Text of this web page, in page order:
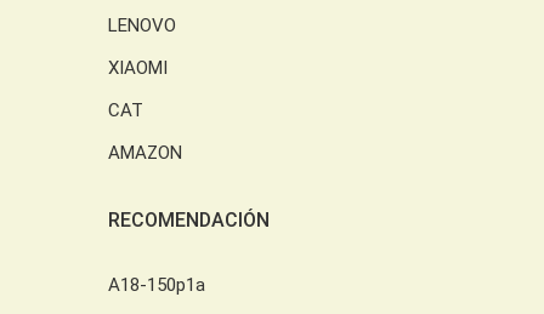
LENOVO
XIAOMI
CAT
AMAZON
RECOMENDACIÓN
A18-150p1a